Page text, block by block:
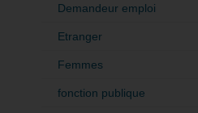
Demandeur emploi
Etranger
Femmes
fonction publique